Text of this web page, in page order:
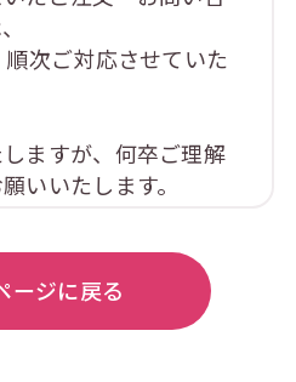
次ご対応させていた
ますが、何卒ご理解
いいたします。
ージに戻る